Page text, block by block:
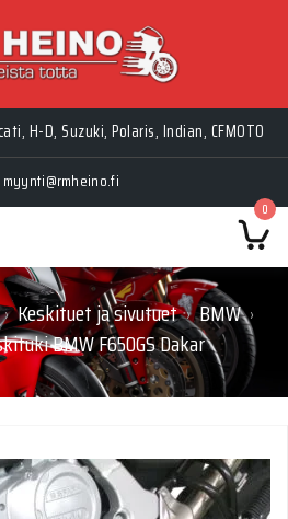
H-D, Suzuki, Polaris, Indian, CFMOTO
myynti@rmheino.fi
0
› Keskituet ja sivutuet › BMW ›
BMW F650GS Dakar